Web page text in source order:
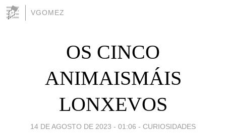
VGOMEZ
OS CINCO
ANIMAISMÁIS
LONXEVOS
14 DE AGOSTO DE 2023 - 01:06 - CURIOSIDADES